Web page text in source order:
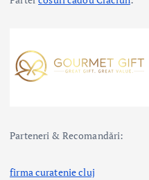
Parteneri & Recomandări:
firma curatenie cluj